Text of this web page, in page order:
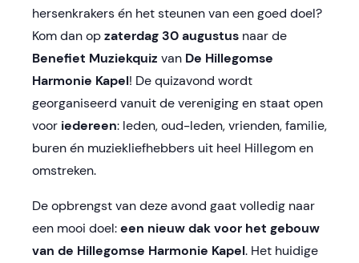
hersenkrakers én het steunen van een goed doel?
Kom dan opzaterdag 30 augustus naar de
Benefiet Muziekquiz van De Hillegomse
Harmonie Kapel! De quizavond wordt
georganiseerd vanuit de vereniging en staat open
voor iedereen: leden, oud-leden, vrienden, familie,
buren én muziekliefhebbers uit heel Hillegom en
omstreken.
De opbrengst van deze avond gaat volledig naar
een mooi doel:een nieuw dak voor het gebouw
van de Hillegomse Harmonie Kapel. Het huidige